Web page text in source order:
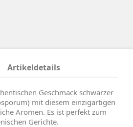
Artikeldetails
Geschmack schwarzer
mit diesem einzigartigen
Aromen. Es ist perfekt zum
Gerichte.